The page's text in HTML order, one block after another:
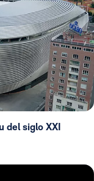
del siglo XXI